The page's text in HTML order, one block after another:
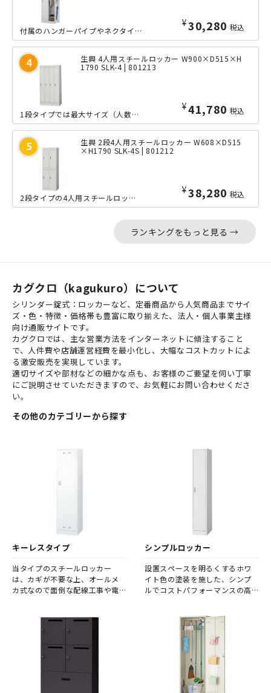
¥30,280 税込
付属のハンガーパイプやネクタイかけに、コートや制服をスッキリ収納できる2人用スチ...
生興 4人用スチールロッカー W900×D515×H
1790 SLK-4 | 801213
¥41,780 税込
1段タイプでは最大サイズ（人数）の4人用スチールロッカーに、ハンガーパイプ、鏡、...
生興 2段4人用スチールロッカー W608×D515
×H1790 SLK-4S | 801212
¥38,280 税込
2段タイプの4人用スチールロッカーです。コンパクトに4等分されたロッカーには、省...
ランキングをもっと見る →
カグクロ（kagukuro）について
シリンダー錠式：ロッカーなど、定番商品から人気商品までサイ
ズ・色・特徴・価格帯も豊富に取り揃えた、法人・個人事業主様
向け通販サイトです。
カグクロでは、主な営業方法をインターネットに傾注すること
で、人件費や店舗運営経費を最小化し、大幅なコストカットによ
る激安販売を実現しています。
適切サイズや部材などの細かな点も、お客様のご要望を伺い丁寧
にご説明させていただきますので、お気軽にお問い合わせくださ
い。
その他のカテゴリーから探す
キーレスタイプ
当タイプのスチールロッカー
は、カギが不要な上、オールメ
カ式なので面倒な配線工事や電
ので、暗証番号の管理には十分
注意してください。 万が一、暗
証番号を忘れてしまった際は、
非常解除用ダイヤルNo検索キー
シンプルロッカー
設置スペースを明るくするホワ
イト色の塗装を施した、シンプ
ルでコストパフォーマンスの高